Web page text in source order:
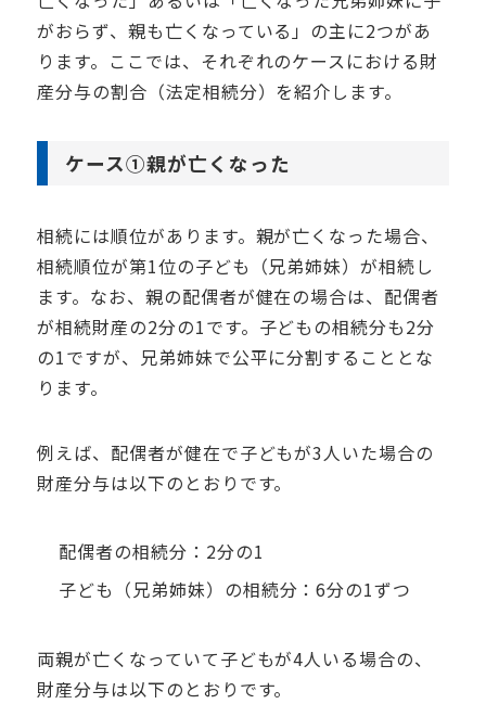
がおらず、親も亡くなっている」の主に2つがあ
ります。ここでは、それぞれのケースにおける財
産分与の割合（法定相続分）を紹介します。
ケース①親が亡くなった
相続には順位があります。親が亡くなった場合、
相続順位が第1位の子ども（兄弟姉妹）が相続し
ます。なお、親の配偶者が健在の場合は、配偶者
が相続財産の2分の1です。子どもの相続分も2分
の1ですが、兄弟姉妹で公平に分割することとな
ります。
例えば、配偶者が健在で子どもが3人いた場合の
財産分与は以下のとおりです。
配偶者の相続分： 2分の1
子ども（兄弟姉妹）の相続分：6分の1ずつ
両親が亡くなっていて子どもが4人いる場合の、
財産分与は以下のとおりです。